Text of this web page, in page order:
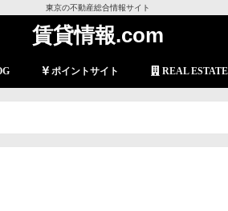
東京の不動産総合情報サイト
賃貸情報.com
ポイントサイト REAL ESTATE